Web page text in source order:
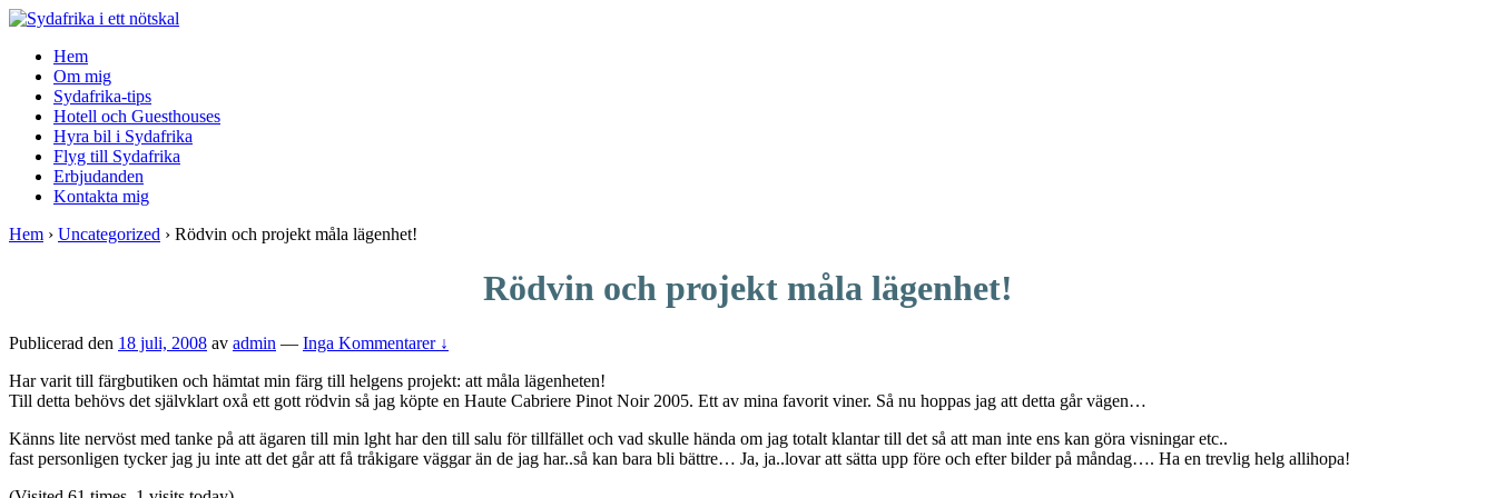
↓
Main
Content
Hem
Om mig
Sydafrika-tips
Hotell och Guesthouses
Hyra bil i Sydafrika
Flyg till Sydafrika
Erbjudanden
Kontakta mig
Hem › Uncategorized › Rödvin och projekt måla lägenhet!
Rödvin och projekt måla lägenhet!
Publicerad den 18 juli, 2008 av admin — Inga Kommentarer ↓
Har varit till färgbutiken och hämtat min färg till helgens projekt: att måla lägenheten!
Till detta behövs det självklart oxå ett gott rödvin så jag köpte en Haute Cabriere Pinot Noir 2005. Ett av mina favorit viner. Så nu hoppas jag att detta går vägen…
Känns lite nervöst med tanke på att ägaren till min lght har den till salu för tillfället och vad skulle hända om jag totalt klantar till det så att man inte ens kan göra visningar etc..
fast personligen tycker jag ju inte att det går att få tråkigare väggar än de jag har..så kan bara bli bättre… Ja, ja..lovar att sätta upp före och efter bilder på måndag…. Ha en trevlig helg allihopa!